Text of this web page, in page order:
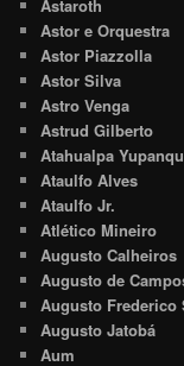
Astaroth
Astor e Orquestra
Astor Piazzolla
Astor Silva
Astro Venga
Astrud Gilberto
Atahualpa
Ataulfo Alves
Ataulfo Jr.
Atlético Mineiro
Augusto Calheiros
Augusto de
Augusto Frederico
Augusto Jatobá
Aum